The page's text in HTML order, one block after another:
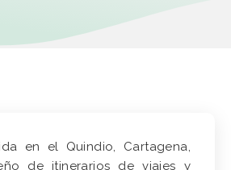
en el Quindio, Cartagena,
de itinerarios de viajes y